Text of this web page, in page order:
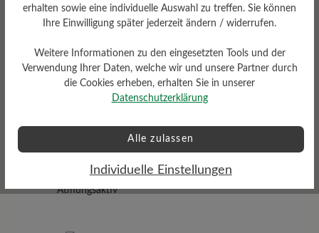
mittel 9 cm
Funktionalität
Atmungsaktiv
griffig
erhalten sowie eine individuelle Auswahl zu treffen. Sie können
Ihre Einwilligung später jederzeit ändern / widerrufen.
Weitere Informationen zu den eingesetzten Tools und der
Verwendung Ihrer Daten, welche wir und unsere Partner durch
die Cookies erheben, erhalten Sie in unserer
Datenschutzerklärung
Alle zulassen
Individuelle Einstellungen